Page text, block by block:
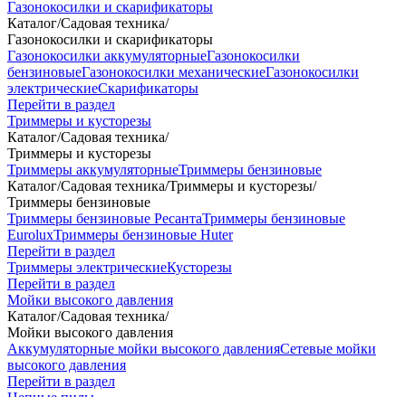
Газонокосилки и скарификаторы
Каталог/Садовая техника/
Газонокосилки и скарификаторы
Газонокосилки аккумуляторныеГазонокосилки
бензиновыеГазонокосилки механическиеГазонокосилки
электрическиеСкарификаторы
Перейти в раздел
Триммеры и кусторезы
Каталог/Садовая техника/
Триммеры и кусторезы
Триммеры аккумуляторныеТриммеры бензиновые
Каталог/Садовая техника/Триммеры и кусторезы/
Триммеры бензиновые
Триммеры бензиновые РесантаТриммеры бензиновые
EuroluxТриммеры бензиновые Huter
Перейти в раздел
Триммеры электрическиеКусторезы
Перейти в раздел
Мойки высокого давления
Каталог/Садовая техника/
Мойки высокого давления
Аккумуляторные мойки высокого давленияСетевые мойки
высокого давления
Перейти в раздел